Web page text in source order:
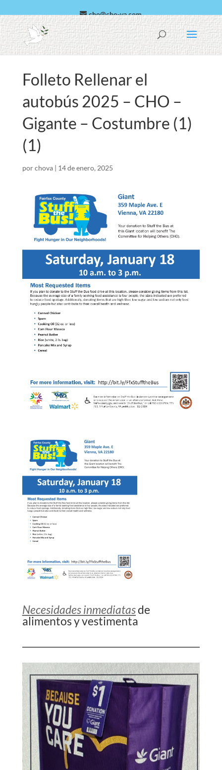
cho@cho-va.com
árabe
español
Folleto Rellenar el
autobús 2025 – CHO –
Gigante – Costumbre (1)
(1)
porchova| 14 de enero, 2025
Necesidades inmediatasde
alimentos y vestimenta